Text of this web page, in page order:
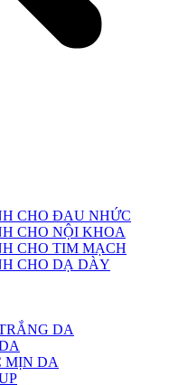
CHO ĐAU NHỨC
CHO NỘI KHOA
CHO TIM MẠCH
CHO DẠ DÀY
DA
MỊN DA